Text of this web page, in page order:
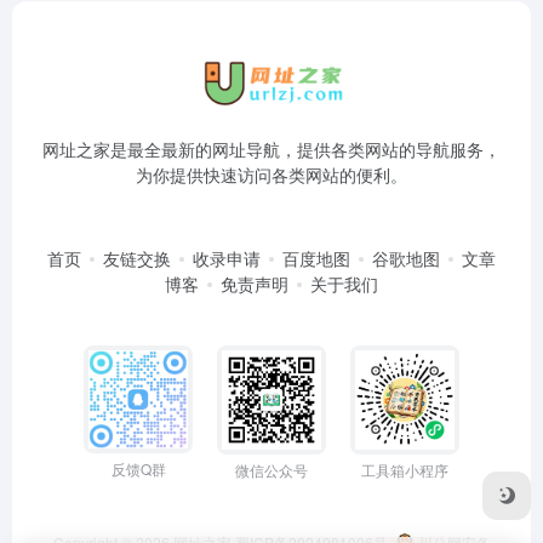
网址之家是最全最新的网址导航，提供各类网站的导航服务，
为你提供快速访问各类网站的便利。
首页 友链交换 收录申请 百度地图 谷歌地图
文章
博客
免责声明 关于我们
反馈Q群 微信公众号 工具箱小程序